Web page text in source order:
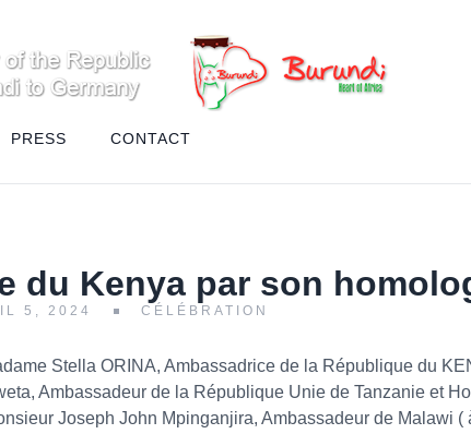
PRESS CONTACT
du Kenya par son
5, 2024 CÉLÉBRATION
Stella ORINA, Ambassadrice de la République du
Ambassadeur de la République Unie de Tanzanie et
Joseph John Mpinganjira, Ambassadeur de Malawi